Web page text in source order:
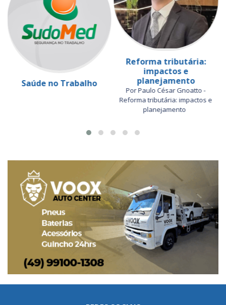
Saúde no Trabalho
Reforma tributária:
impactos e
planejamento
Por Paulo César Gnoatto -
Reforma tributária: impactos e
planejamento